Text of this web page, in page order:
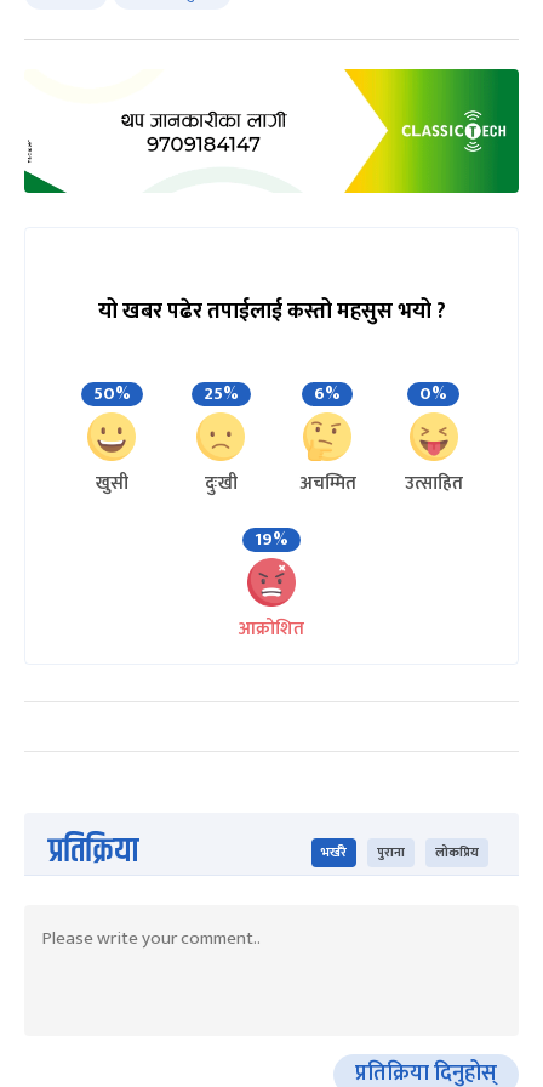
यो खबर पढेर तपाईलाई कस्तो महसुस भयो ?
50%
खुसी
25%
दुःखी
6%
अचम्मित
0%
उत्साहित
19%
आक्रोशित
प्रतिक्रिया भर्खरै पुराना लोकप्रिय
प्रतिक्रिया दिनुहोस्